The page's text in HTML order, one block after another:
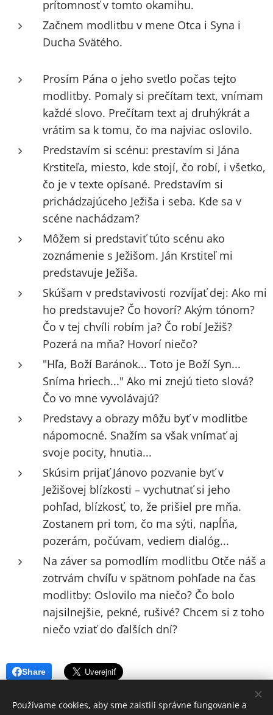
prítomnosť v tomto okamihu.
Začnem modlitbu v mene Otca i Syna i
Ducha Svätého.
Prosím Pána o jeho svetlo počas tejto
modlitby. Pomaly si prečítam text, vnímam
každé slovo. Prečítam text aj druhýkrát a
vrátim sa k tomu, čo ma najviac oslovilo.
Predstavím si scénu: prestavím si Jána
Krstiteľa, miesto, kde stojí, čo robí, i všetko,
čo je v texte opísané. Predstavím si
prichádzajúceho Ježiša i seba. Kde sa v
scéne nachádzam?
Môžem si predstaviť túto scénu ako
zoznámenie s Ježišom. Ján Krstiteľ mi
predstavuje Ježiša.
Skúšam v predstavivosti rozvíjať dej: Ako mi
ho predstavuje? Čo hovorí? Akým tónom?
Čo v tej chvíli robím ja? Čo robí Ježiš?
Pozerá na mňa? Hovorí niečo?
"Hľa, Boží Baránok... Toto je Boží Syn...
Sníma hriech..." Ako mi znejú tieto slová?
Čo vo mne vyvolávajú?
Predstavy a obrazy môžu byť v modlitbe
nápomocné. Snažím sa však vnímať aj
svoje pocity, hnutia...
Skúsim prijať Jánovo pozvanie byť v
Ježišovej blízkosti – vychutnať si jeho
pohľad, blízkosť, to, že prišiel pre mňa.
Zostanem pri tom, čo ma sýti, napĺňa,
pozerám, počúvam, vediem dialóg...
Na záver sa pomodlím modlitbu Otče náš a
zotrvám chvíľu v spätnom pohľade na čas
modlitby: Oslovilo ma niečo? Čo bolo
najsilnejšie, pekné, rušivé? Chcem si z toho
niečo vziať do ďalších dní?
Share
Používame cookies, aby sme zaistili správne fungovanie a